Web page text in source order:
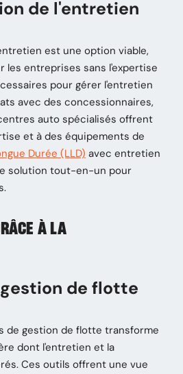
de l'entretien
est une option viable,
les entreprises sans l'expertise
pour gérer l'entretien
avec des concessionnaires,
auto spécialisés offrent
et à des équipements de
Durée (LLD) avec entretien
solution tout-en-un pour
À LA
de flotte
de gestion de flotte transforme
dont l'entretien et la
Ces outils offrent une vue